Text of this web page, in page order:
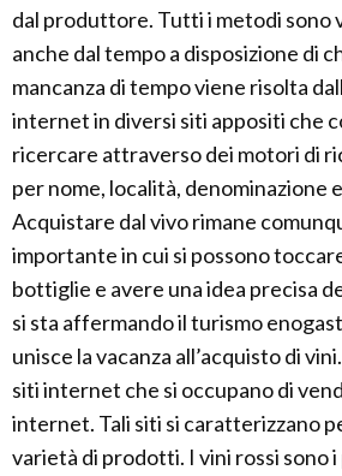
dal produttore. Tutti i metodi sono
anche dal tempo a disposizione di
mancanza di tempo viene risolta
internet in diversi siti appositi che
ricercare attraverso dei motori di
per nome, località, denominazione
Acquistare dal vivo rimane
importante in cui si possono
bottiglie e avere una idea precisa
si sta affermando il turismo
unisce la vacanza all’acquisto di
siti internet che si occupano di
internet. Tali siti si caratterizzano
varietà di prodotti. I vini rossi sono